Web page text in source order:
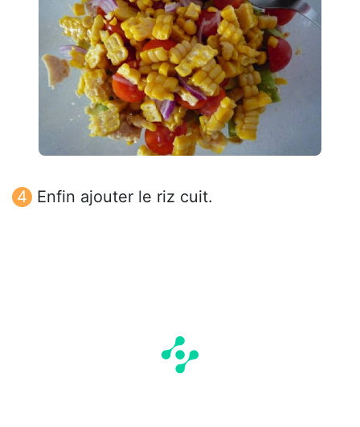
Enfin ajouter le riz cuit.